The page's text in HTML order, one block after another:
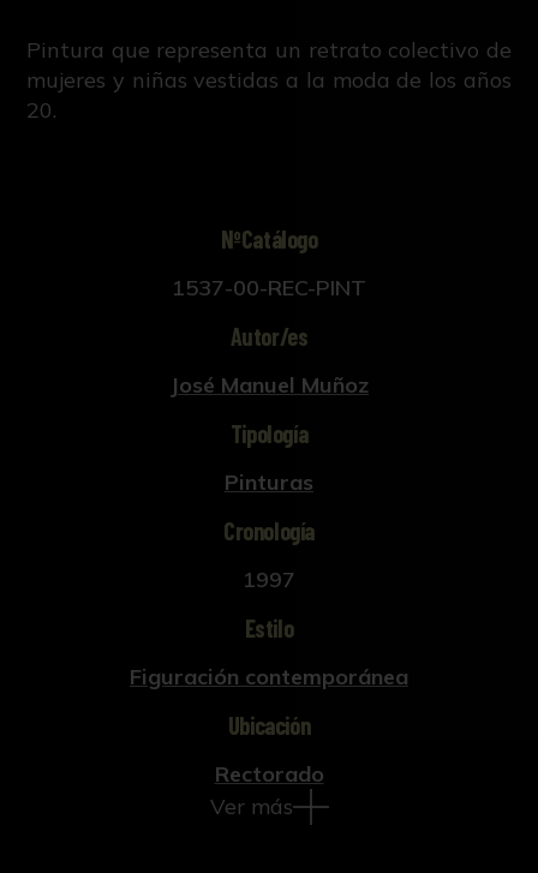
Pintura que representa un retrato colectivo de
mujeres y niñas vestidas a la moda de los años
20.
NºCatálogo
1537-00-REC-PINT
Autor/es
José Manuel Muñoz
Tipología
Pinturas
Cronología
1997
Estilo
Figuración contemporánea
Ubicación
Rectorado
Ver más